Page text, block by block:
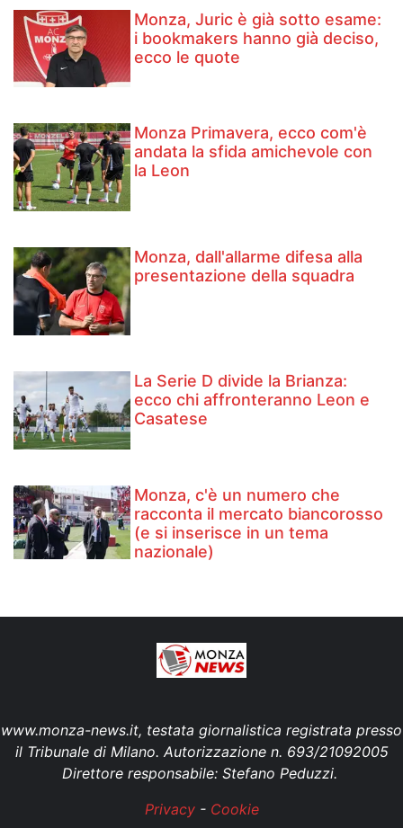
Monza, Juric è già sotto esame:
i bookmakers hanno già deciso,
ecco le quote
Monza Primavera, ecco com'è
andata la sfida amichevole con
la Leon
Monza, dall'allarme difesa alla
presentazione della squadra
La Serie D divide la Brianza:
ecco chi affronteranno Leon e
Casatese
Monza, c'è un numero che
racconta il mercato biancorosso
(e si inserisce in un tema
nazionale)
www.monza-news.it, testata giornalistica registrata presso
il Tribunale di Milano. Autorizzazione n. 693/21092005
Direttore responsabile: Stefano Peduzzi.
Privacy- Cookie